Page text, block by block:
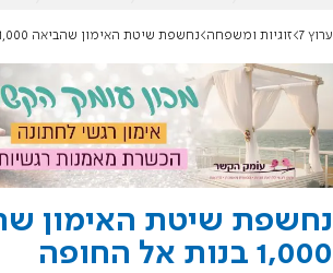
ערוץ 7 זוגיות ומשפחה נחשפת שיטת האימון שהביאה 1,000 בנות אל החופה
נחשפת שיטת האימון
1,000 בנות אל החופה